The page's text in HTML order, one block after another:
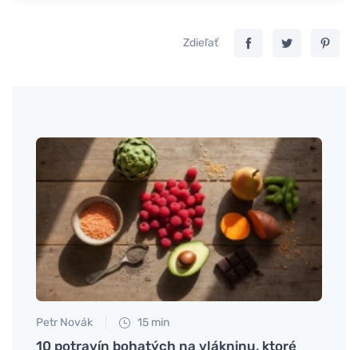
Zdieľať
Petr Novák 15 min
10 potravín bohatých na vlákninu, ktoré